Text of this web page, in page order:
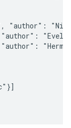
"author":